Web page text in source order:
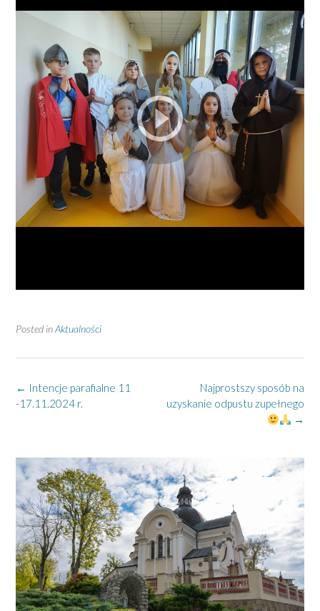
Posted inAktualności
Post
navigation
Najprostszy sposób na
uzyskanie odpustu zupełnego
→
← Intencje parafialne 11
-17.11.2024 r.